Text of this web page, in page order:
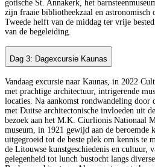
gotische St. Annakerk, het
zijn fraaie bibliotheekzaal en astronomisch
Tweede helft van de middag ter vrije
van de begeleiding.
Dag 3: Dagexcursie Kaunas
Vandaag excursie naar Kaunas, in 2022
met prachtige architectuur, intrigerende
locaties. Na aankomst rondwandeling door
met Duitse architectonische invloeden uit
bezoek aan het M.K. Ciurlionis Nationaal
museum, in 1921 gewijd aan de beroemde
uitgegroeid tot de beste plek om kennis te
de Litouwse kunstgeschiedenis en cultuur,
gelegenheid tot lunch bustocht langs